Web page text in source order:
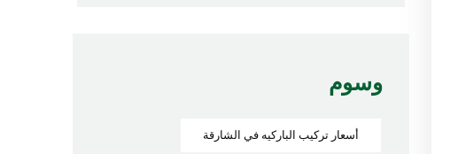
وسوم
أسعار تركيب الباركيه في الشارقة